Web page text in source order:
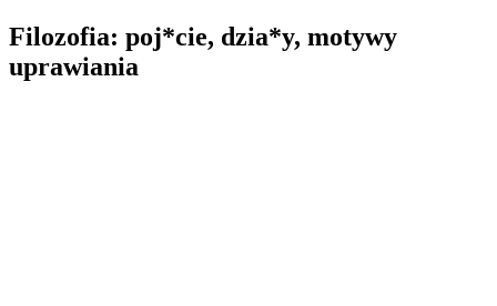
Filozofia: poj*cie, dzia*y, motywy
uprawiania